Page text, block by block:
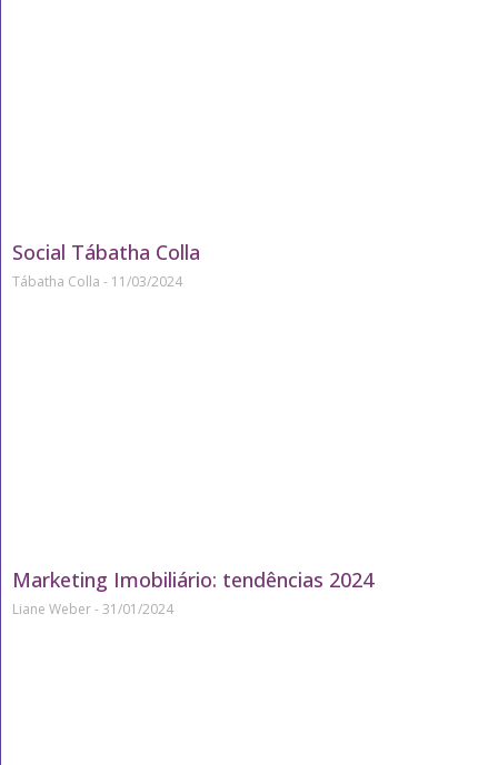
Social Tábatha Colla
Tábatha Colla 11/03/2024
Marketing Imobiliário: tendências 2024
Liane Weber 31/01/2024